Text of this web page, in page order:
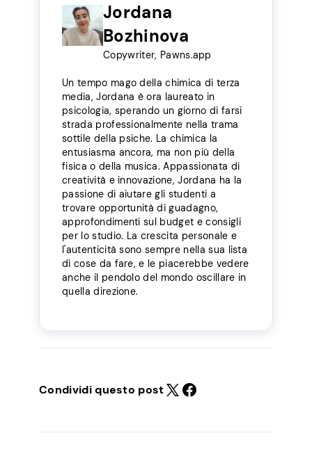
Jordana
Bozhinova
Copywriter, Pawns.app
Un tempo mago della chimica di terza
media, Jordana è ora laureato in
psicologia, sperando un giorno di farsi
strada professionalmente nella trama
sottile della psiche. La chimica la
entusiasma ancora, ma non più della
fisica o della musica. Appassionata di
creatività e innovazione, Jordana ha la
passione di aiutare gli studenti a
trovare opportunità di guadagno,
approfondimenti sul budget e consigli
per lo studio. La crescita personale e
l'autenticità sono sempre nella sua lista
di cose da fare, e le piacerebbe vedere
anche il pendolo del mondo oscillare in
quella direzione.
Condividi questo post